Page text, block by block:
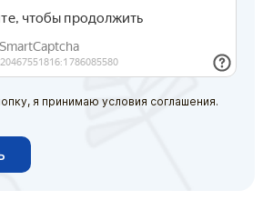
я принимаю условия соглашения.